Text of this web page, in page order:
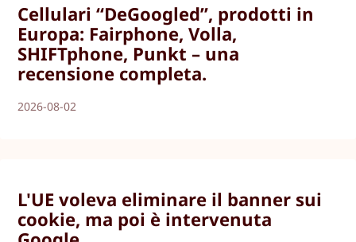
Cellulari “DeGoogled”, prodotti in
Europa: Fairphone, Volla,
SHIFTphone, Punkt – una
recensione completa.
2026-08-02
L'UE voleva eliminare il banner sui
cookie, ma poi è intervenuta